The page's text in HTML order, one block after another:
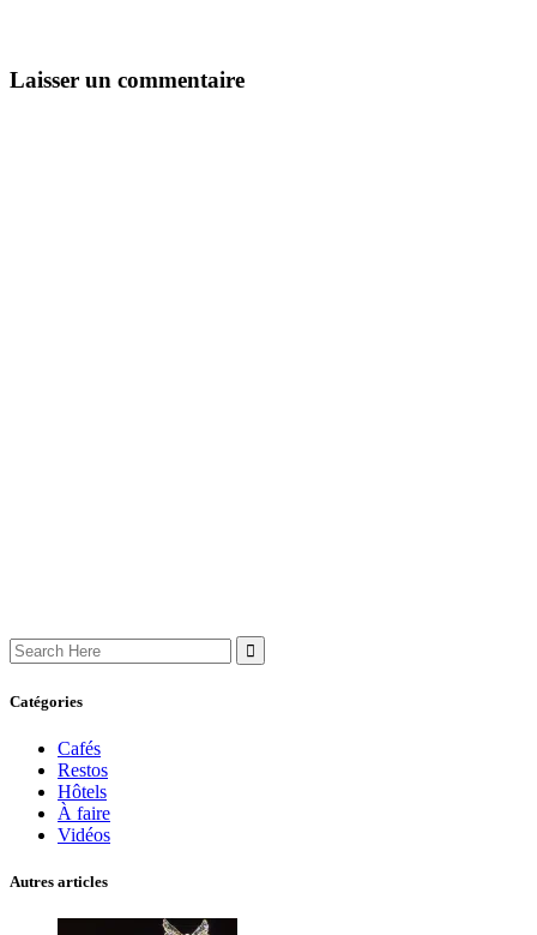
Laisser un commentaire
Search
for:
Catégories
Cafés
Restos
Hôtels
À faire
Vidéos
Autres articles